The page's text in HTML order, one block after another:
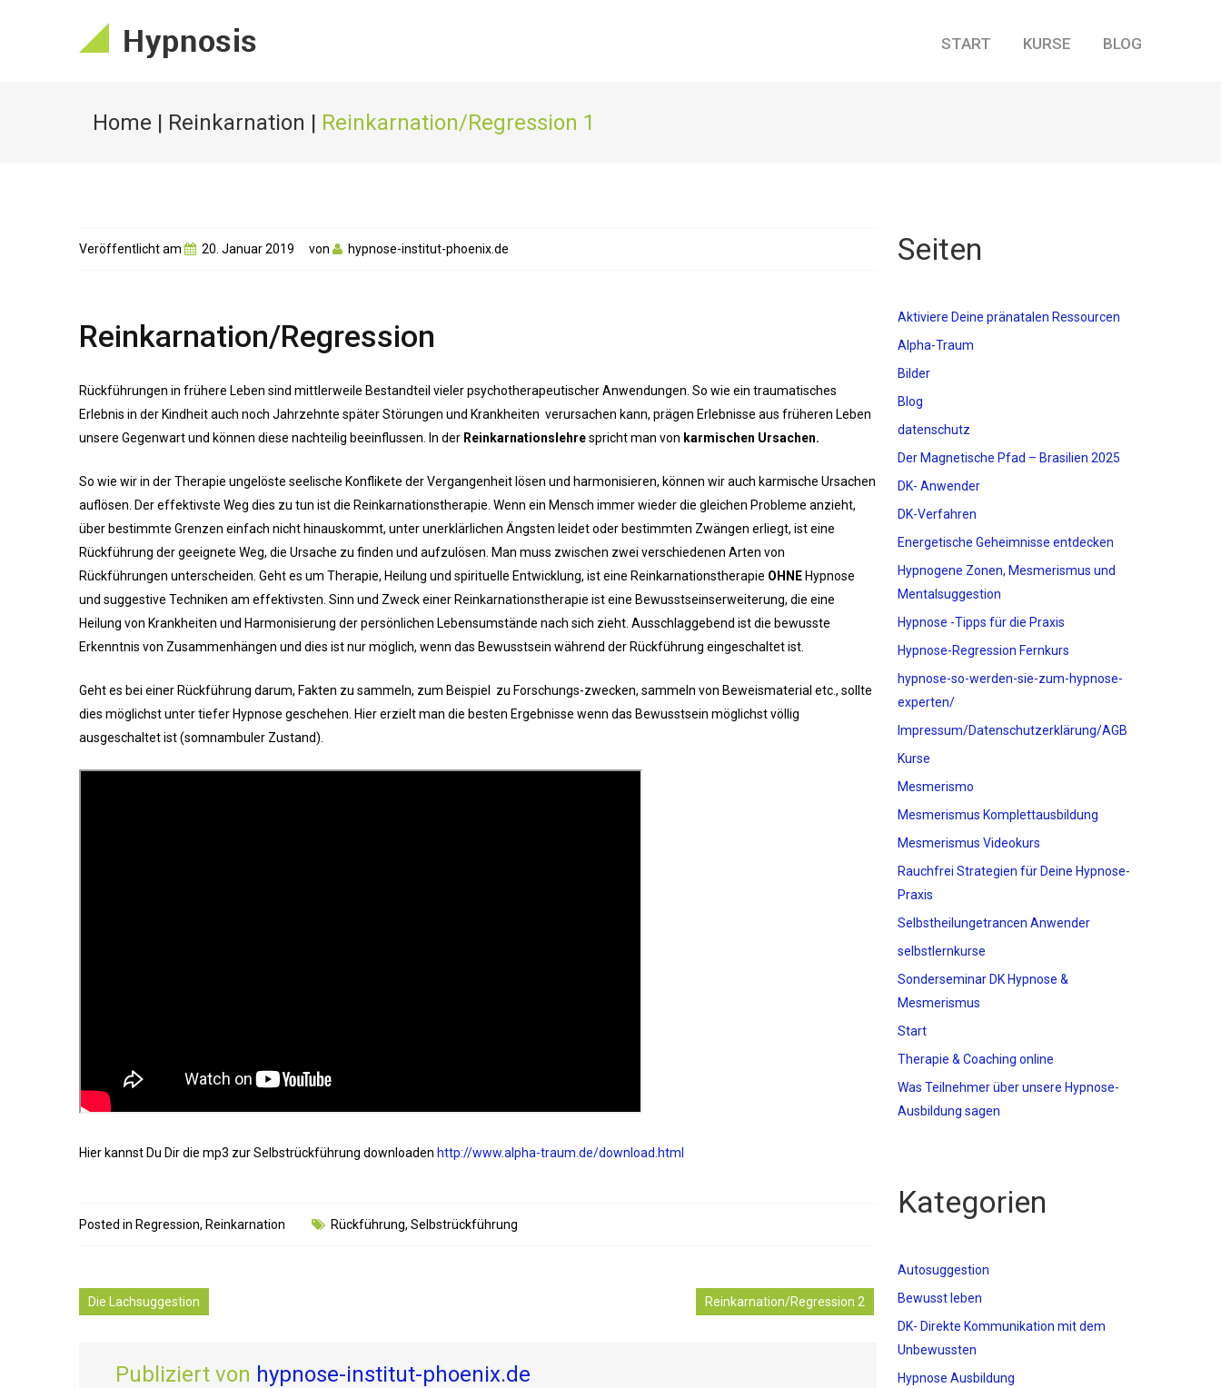
START KURSE BLOG
Home | Reinkarnation | Reinkarnation/Regression 1
Veröffentlicht am 20. Januar 2019 von hypnose-institut-phoenix.de
Reinkarnation/Regression
Rückführungen in frühere Leben sind mittlerweile Bestandteil vieler psychotherapeutischer Anwendungen. So wie ein traumatisches
Erlebnis in der Kindheit auch noch Jahrzehnte später Störungen und Krankheiten verursachen kann, prägen Erlebnisse aus früheren Leben
unsere Gegenwart und können diese nachteilig beeinflussen. In der Reinkarnationslehrespricht man von karmischen Ursachen.
So wie wir in der Therapie ungelöste seelische Konflikete der Vergangenheit lösen und harmonisieren, können wir auch karmische Ursachen
auflösen. Der effektivste Weg dies zu tun ist die Reinkarnationstherapie. Wenn ein Mensch immer wieder die gleichen Probleme anzieht,
über bestimmte Grenzen einfach nicht hinauskommt, unter unerklärlichen Ängsten leidet oder bestimmten Zwängen erliegt, ist eine
Rückführung der geeignete Weg, die Ursache zu finden und aufzulösen. Man muss zwischen zwei verschiedenen Arten von
Rückführungen unterscheiden. Geht es um Therapie, Heilung und spirituelle Entwicklung, ist eine Reinkarnationstherapie OHNEHypnose
und suggestive Techniken am effektivsten. Sinn und Zweck einer Reinkarnationstherapie ist eine Bewusstseinserweiterung, die eine
Heilung von Krankheiten und Harmonisierung der persönlichen Lebensumstände nach sich zieht. Ausschlaggebend ist die bewusste
Erkenntnis von Zusammenhängen und dies ist nur möglich, wenn das Bewusstsein während der Rückführung eingeschaltet ist.
Geht es bei einer Rückführung darum, Fakten zu sammeln, zum Beispiel zu Forschungs-zwecken, sammeln von Beweismaterial etc., sollte
dies möglichst unter tiefer Hypnose geschehen. Hier erzielt man die besten Ergebnisse wenn das Bewusstsein möglichst völlig
ausgeschaltet ist (somnambuler Zustand).
Hier kannst Du Dir die mp3 zur Selbstrückführung downloaden http://www.alpha-traum.de/download.html
Posted in Regression, Reinkarnation Rückführung, Selbstrückführung
Die Lachsuggestion Reinkarnation/Regression 2
Publiziert von hypnose-institut-phoenix.de
Seiten
Aktiviere Deine pränatalen Ressourcen
Alpha-Traum
Bilder
Blog
datenschutz
Der Magnetische Pfad – Brasilien 2025
DK- Anwender
DK-Verfahren
Energetische Geheimnisse entdecken
Hypnogene Zonen, Mesmerismus und
Mentalsuggestion
Hypnose -Tipps für die Praxis
Hypnose-Regression Fernkurs
hypnose-so-werden-sie-zum-hypnose-
experten/
Impressum/Datenschutzerklärung/AGB
Kurse
Mesmerismo
Mesmerismus Komplettausbildung
Mesmerismus Videokurs
Rauchfrei Strategien für Deine Hypnose-
Praxis
Selbstheilungetrancen Anwender
selbstlernkurse
Sonderseminar DK Hypnose &
Mesmerismus
Start
Therapie & Coaching online
Was Teilnehmer über unsere Hypnose-
Ausbildung sagen
Kategorien
Autosuggestion
Bewusst leben
DK- Direkte Kommunikation mit dem
Unbewussten
Hypnose Ausbildung